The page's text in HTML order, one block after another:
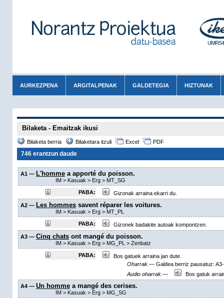
AURKEZPENA ARGITALPENAK GALDETEGIA HIZTUNAK
Bilaketa - Emaitzak ikusi
Bilaketa berria Bilaketara itzuli Excel PDF
746 erantzun daude
A1 — L'hommea apporté du poisson.
IM> Kasuak > Erg> MT_SG
PABA:
Gizonak arraina ekarri du.
A2 — Les hommessavent réparer les voitures.
IM> Kasuak > Erg> MT_PL
PABA:
Gizonek badakite autoak kompontzen.
A3 — Cinq chatsont mangé du poisson.
IM> Kasuak > Erg> MG_PL > Zenbatz
PABA:
Bos gatuek arraina jan dute.
Oharrak.—Galdea berriz pausatuz:
Audio oharrak.—
Bos gatuk
A4 — Un hommea mangé des cerises.
IM> Kasuak > Erg> MG_SG